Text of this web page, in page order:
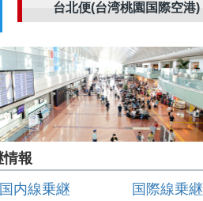
台北便(台湾桃園国際空港)
情報
国内線乗継
国際線乗継